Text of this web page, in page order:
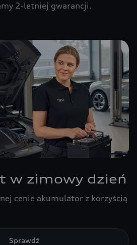
2-letniej gwarancji.
w zimowy dzień
cenie akumulator z korzyścią
Sprawdź